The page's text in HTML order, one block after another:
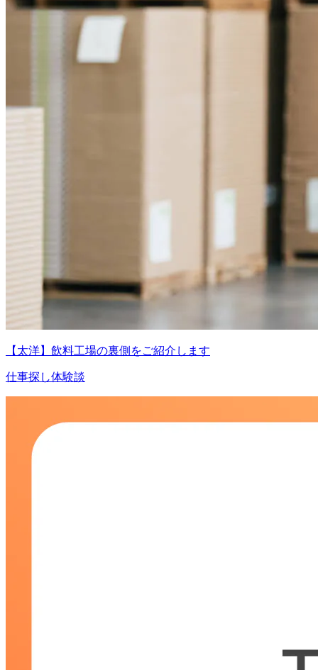
【太洋】飲料工場の裏側をご紹介します
仕事探し体験談